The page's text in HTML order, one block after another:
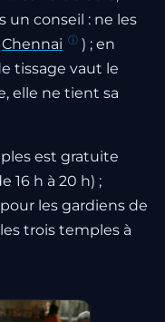
un conseil : ne les
Chennai
) ; en
tissage vaut le
elle ne tient sa
est gratuite
16 h à 20 h) ;
les gardiens de
trois temples à